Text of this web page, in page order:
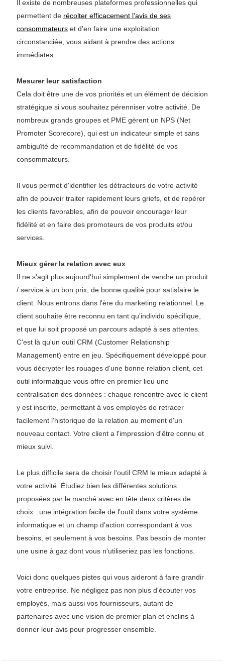
Il existe de nombreuses plateformes professionnelles qui
permettent de récolter efficacement l'avis de ses
consommateurs et d'en faire une exploitation
circonstanciée, vous aidant à prendre des actions
immédiates.
Mesurer leur satisfaction
Cela doit être une de vos priorités et un élément de décision
stratégique si vous souhaitez pérenniser votre activité. De
nombreux grands groupes et PME gèrent un NPS (Net
Promoter Scorecore), qui est un indicateur simple et sans
ambiguïté de recommandation et de fidélité de vos
consommateurs.
Il vous permet d'identifier les détracteurs de votre activité
afin de pouvoir traiter rapidement leurs griefs, et de repérer
les clients favorables, afin de pouvoir encourager leur
fidélité et en faire des promoteurs de vos produits et/ou
services.
Mieux gérer la relation avec eux
Il ne s'agit plus aujourd'hui simplement de vendre un produit
/ service à un bon prix, de bonne qualité pour satisfaire le
client. Nous entrons dans l'ère du marketing relationnel. Le
client souhaite être reconnu en tant qu'individu spécifique,
et que lui soit proposé un parcours adapté à ses attentes.
C'est là qu'un outil CRM (Customer Relationship
Management) entre en jeu. Spécifiquement développé pour
vous décrypter les rouages d'une bonne relation client, cet
outil informatique vous offre en premier lieu une
centralisation des données : chaque rencontre avec le client
y est inscrite, permettant à vos employés de retracer
facilement l'historique de la relation au moment d'un
nouveau contact. Votre client a l'impression d'être connu et
mieux suivi.
Le plus difficile sera de choisir l'outil CRM le mieux adapté à
votre activité. Étudiez bien les différentes solutions
proposées par le marché avec en tête deux critères de
choix : une intégration facile de l'outil dans votre système
informatique et un champ d'action correspondant à vos
besoins, et seulement à vos besoins. Pas besoin de monter
une usine à gaz dont vous n'utiliseriez pas les fonctions.
Voici donc quelques pistes qui vous aideront à faire grandir
votre entreprise. Ne négligez pas non plus d'écouter vos
employés, mais aussi vos fournisseurs, autant de
partenaires avec une vision de premier plan et enclins à
donner leur avis pour progresser ensemble.